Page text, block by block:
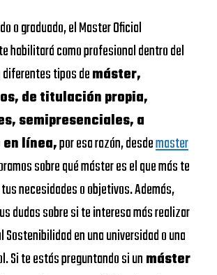
o graduado, el Master Oficial
habilitará como profesional dentro del
tipos demáster,
de titulación propia,
semipresenciales, a
línea,por esa razón, desdemaster
sobre qué máster es el que más te
necesidades o objetivos. Además,
dudas sobre si te interesa más realizar
Sostenibilidad en una universidad o una
Si te estás preguntando si unmáster